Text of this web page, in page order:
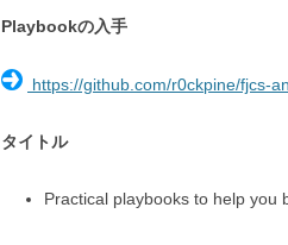
Playbookの入手
https://github.com/r0ckpine/fjcs-
タイトル
Practical playbooks to help you